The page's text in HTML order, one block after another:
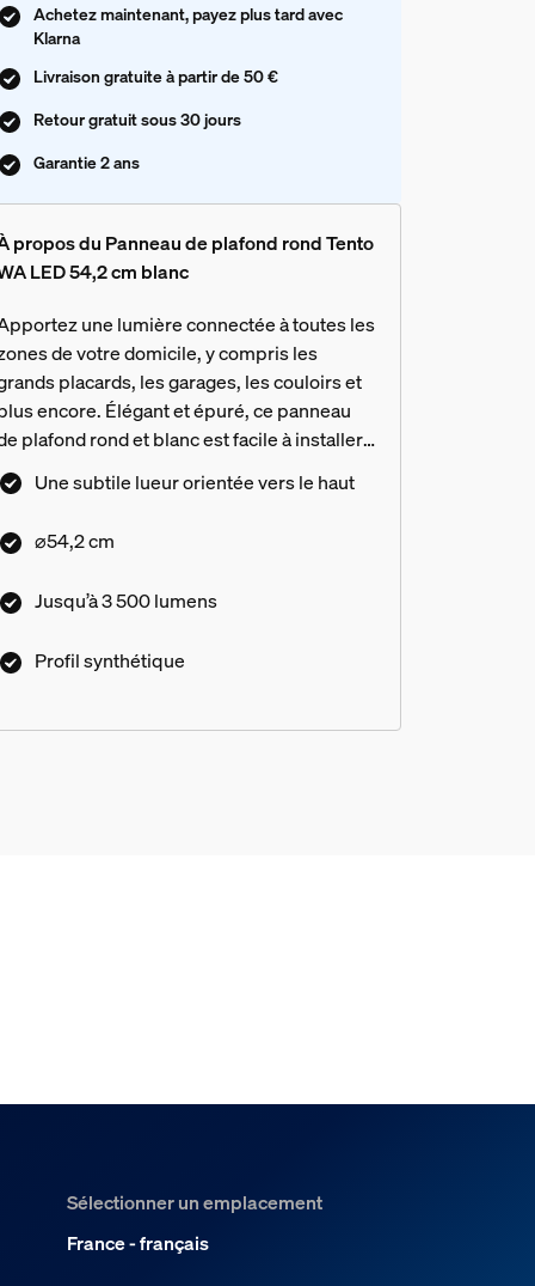
Achetez maintenant, payez plus tard avec
Klarna
Livraison gratuite à partir de 50 €
Retour gratuit sous 30 jours
Garantie 2 ans
propos du Panneau de plafond rond Tento
LED 54,2 cm blanc
une lumière connectée à toutes les
de votre domicile, y compris les
placards, les garages, les couloirs et
encore. Élégant et épuré, ce panneau
plafond rond et blanc est facile à installer
rehaussera toutes les pièces.
Une subtile lueur orientée vers le haut
⌀54,2 cm
Jusqu’à 3 500 lumens
Profil synthétique
Sélectionner un emplacement
France - français